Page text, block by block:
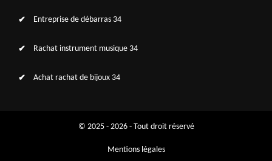
Entreprise de débarras 34
Rachat instrument musique 34
Achat rachat de bijoux 34
© 2025 - 2026 - Tout droit réservé
Mentions légales